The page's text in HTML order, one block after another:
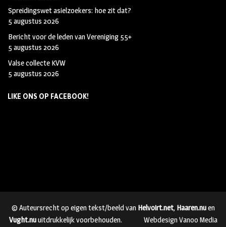
Spreidingswet asielzoekers: hoe zit dat?
5 augustus 2026
Bericht voor de leden van Vereniging 55+
5 augustus 2026
Valse collecte KVW
5 augustus 2026
LIKE ONS OP FACEBOOK!
© Auteursrecht op eigen tekst/beeld van Helvoirt.net, Haaren.nuen
Vught.nuuitdrukkelijk voorbehouden. Webdesign Vanoo Media